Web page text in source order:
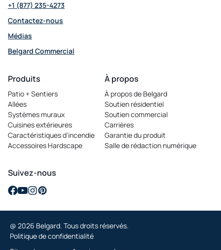
+1 (877) 235-4273
Contactez-nous
Médias
Belgard Commercial
in
a
new
tab
Produits
Patio + Sentiers
Allées
Systèmes muraux
Cuisines extérieures
Caractéristiques d’incendie
Accessoires Hardscape
À propos
À propos de Belgard
Soutien résidentiel
Soutien commercial
Carrières
opens
in
a
Garantie du produit
Salle de rédaction numérique
Suivez-nous
opens
new
tab
opens
new
tab
opens
new
tab
opens
new
tab
@ 2026 Belgard. Tous droits réservés.
Politique de confidentialité